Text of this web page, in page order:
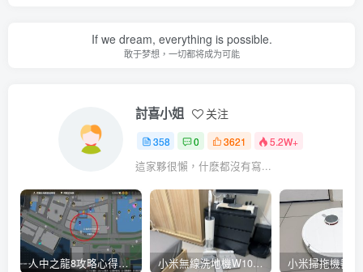
If we dream, everything is possible.
敢于梦想，一切都将成为可能
討喜小姐 关注
358 0 3621 5.2W+
這家夥很懶，什麽都沒有寫...
人中之龍8攻略心得：大海原證照學校21張證照必勝法 全考題200題答案整理 小米無線洗地機W10 Pro開箱評測心得：吸塵拖地清洗3合1、90度可調式機身、續航力35分鐘、售價15995元